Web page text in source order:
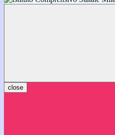
inizieranno il 14 settembre 2026: vi
close